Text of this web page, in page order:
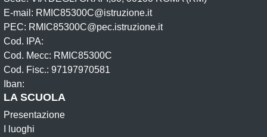
E-mail: RMIC85300C@istruzione.it
PEC: RMIC85300C@pec.istruzione.it
Cod. IPA:
Cod. Mecc: RMIC85300C
Cod. Fisc.: 97197970581
Iban:
LA SCUOLA
Presentazione
I luoghi